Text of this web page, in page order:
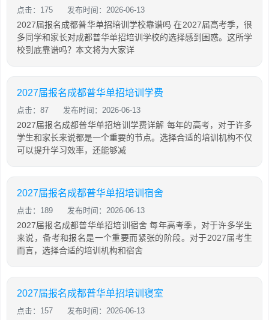
点击：175 发布时间：2026-06-13
2027届报名成都普华单招培训学校靠谱吗 在2027届高考季，很
多同学和家长对成都普华单招培训学校的选择感到困惑。这所学
校到底靠谱吗？本文将为大家详
2027届报名成都普华单招培训学费
点击：87 发布时间：2026-06-13
2027届报名成都普华单招培训学费详解 每年的高考，对于许多
学生和家长来说都是一个重要的节点。选择合适的培训机构不仅
可以提升学习效率，还能够减
2027届报名成都普华单招培训宿舍
点击：189 发布时间：2026-06-13
2027届报名成都普华单招培训宿舍 每年高考季，对于许多学生
来说，备考和报名是一个重要而紧张的阶段。对于2027届考生
而言，选择合适的培训机构和宿舍
2027届报名成都普华单招培训寝室
点击：157 发布时间：2026-06-13